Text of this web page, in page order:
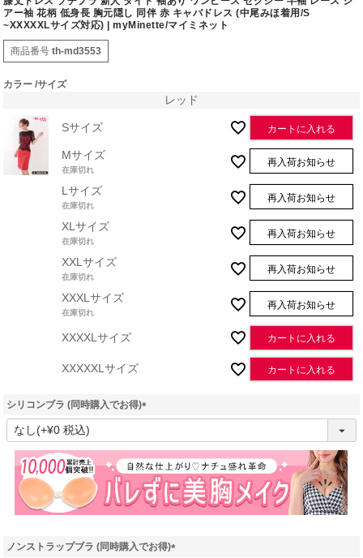
アー袖 花柄 低身長 胸元隠し 同伴 赤 キャバドレス (中尾みほ着用/S
~XXXXXLサイズ対応) | myMinette/マイミネット
商品番号 th-md3553
カラー サイズ
レッド
Sサイズ カートに入れる
Mサイズ
在庫切れ
再入荷お知らせ
Lサイズ
在庫切れ
再入荷お知らせ
XLサイズ
在庫切れ
再入荷お知らせ
XXLサイズ
在庫切れ
再入荷お知らせ
XXXLサイズ
在庫切れ
再入荷お知らせ
XXXXLサイズ カートに入れる
XXXXXLサイズ カートに入れる
シリコンブラ (同時購入でお得)
(
須
)
ノンストラップブラ (同時購入でお得)